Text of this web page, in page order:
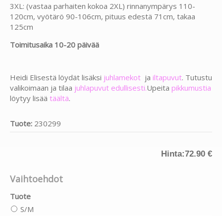
3XL: (vastaa parhaiten kokoa 2XL) rinnanympärys 110-
120cm, vyötärö 90-106cm, pituus edestä 71cm, takaa
125cm
Toimitusaika 10-20 päivää
Heidi Elisestä löydät lisäksi juhlamekot ja iltapuvut. Tutustu
valikoimaan ja tilaa juhlapuvut edullisesti.Upeita pikkumustia
löytyy lisää täältä.
Tuote: 230299
Hinta:72.90 €
Vaihtoehdot
Tuote
S/M